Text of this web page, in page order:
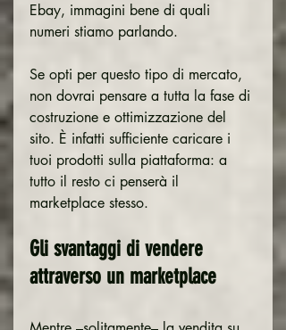
Ebay, immagini bene di quali
numeri stiamo parlando.
Se opti per questo tipo di mercato,
non dovrai pensare a tutta la fase di
costruzione e ottimizzazione del
sito. È infatti sufficiente caricare i
tuoi prodotti sulla piattaforma: a
tutto il resto ci penserà il
marketplace stesso.
Gli svantaggi di vendere
attraverso un marketplace